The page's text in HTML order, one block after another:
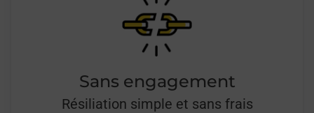
Sans engagement
Résiliation simple et sans frais